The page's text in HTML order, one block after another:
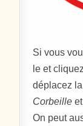
Si vous
le et
déplacez
Corbeille
On peut